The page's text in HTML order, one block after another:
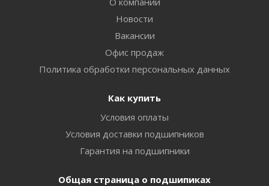
Новости
Вакансии
Офис продаж
Политика обработки персональных данных
Как купить
Условия оплаты
Условия доставки подшипников
Гарантия на подшипники
Общая страница о подшипиках